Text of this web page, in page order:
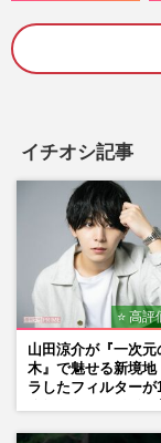
週
週
イチオシ記事
⭐ 高
山田涼介が『一次元
木』で魅せる新境地
ラしたフィルターが